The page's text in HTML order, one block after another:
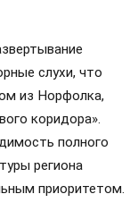
слухи, что
из Норфолка,
коридора».
полного
региона
приоритетом.